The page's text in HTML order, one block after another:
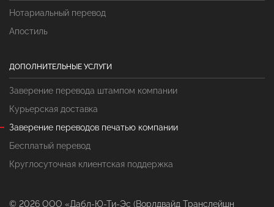
Нотариальный перевод
Апостиль
ДОПОЛНИТЕЛЬНЫЕ УСЛУГИ
Заверение перевода штампом компании
Курьерская доставка
Заверение переводов печатью компании
Бесплатый перевод
Круглосуточная клиентская поддержка
© 2026 ООО «Дабл-Ю-Ти-Эс (Ворлдвайд Транслейшн